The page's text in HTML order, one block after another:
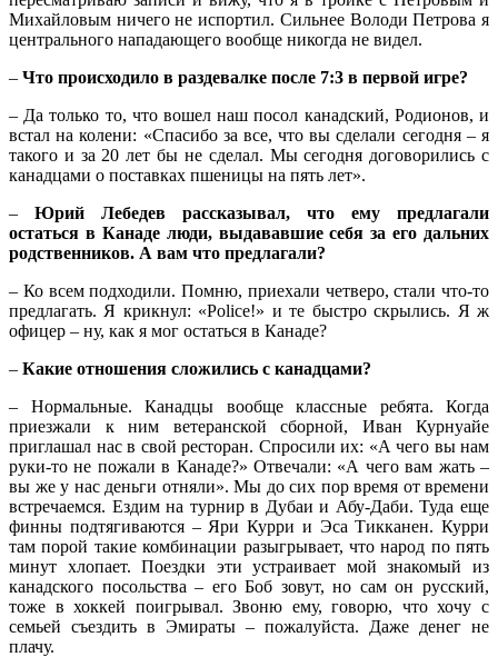
Михайловым ничего не испортил. Сильнее Володи Петрова я
центрального нападающего вообще никогда не видел.
– Что происходило в раздевалке после 7:3 в первой игре?
– Да только то, что вошел наш посол канадский, Родионов, и
встал на колени: «Спасибо за все, что вы сделали сегодня – я
такого и за 20 лет бы не сделал. Мы сегодня договорились с
канадцами о поставках пшеницы на пять лет».
– Юрий Лебедев рассказывал, что ему предлагали
остаться в Канаде люди, выдававшие себя за его дальних
родственников. А вам что предлагали?
– Ко всем подходили. Помню, приехали четверо, стали что-то
предлагать. Я крикнул: «Police!» и те быстро скрылись. Я ж
офицер – ну, как я мог остаться в Канаде?
– Какие отношения сложились с канадцами?
– Нормальные. Канадцы вообще классные ребята. Когда
приезжали к ним ветеранской сборной, Иван Курнуайе
приглашал нас в свой ресторан. Спросили их: «А чего вы нам
руки-то не пожали в Канаде?» Отвечали: «А чего вам жать –
вы же у нас деньги отняли». Мы до сих пор время от времени
встречаемся. Ездим на турнир в Дубаи и Абу-Даби. Туда еще
финны подтягиваются – Яри Курри и Эса Тикканен. Курри
там порой такие комбинации разыгрывает, что народ по пять
минут хлопает. Поездки эти устраивает мой знакомый из
канадского посольства – его Боб зовут, но сам он русский,
тоже в хоккей поигрывал. Звоню ему, говорю, что хочу с
семьей съездить в Эмираты – пожалуйста. Даже денег не
плачу.